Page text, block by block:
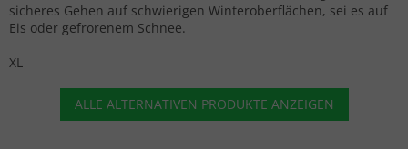
sicheres Gehen auf schwierigen Winteroberflächen, sei es auf
Eis oder gefrorenem Schnee.
XL
ALLE ALTERNATIVEN PRODUKTE ANZEIGEN